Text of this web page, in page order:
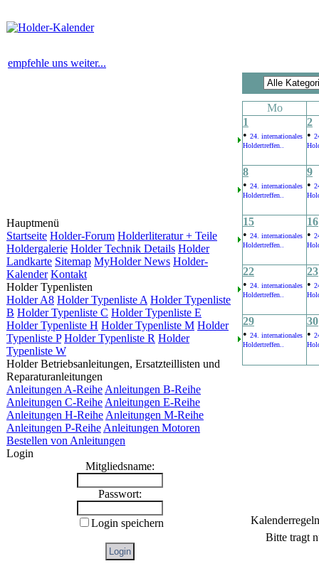
empfehle uns weiter...
Hauptmenü
Startseite Holder-Forum Holderliteratur + Teile
Holdergalerie Holder Technik Details Holder
Landkarte Sitemap MyHolder News Holder-
Kalender Kontakt
Holder Typenlisten
Holder A8 Holder Typenliste A Holder Typenliste
B Holder Typenliste C Holder Typenliste E
Holder Typenliste H Holder Typenliste M Holder
Typenliste P Holder Typenliste R Holder
Typenliste W
Holder Betriebsanleitungen, Ersatzteillisten und
Reparaturanleitungen
Anleitungen A-Reihe Anleitungen B-Reihe
Anleitungen C-Reihe Anleitungen E-Reihe
Anleitungen H-Reihe Anleitungen M-Reihe
Anleitungen P-Reihe Anleitungen Motoren
Bestellen von Anleitungen
Login
Mitgliedsname:
Passwort:
Login speichern
Mo
1
• 24. internationales
Holdertreffen..
2
•
8
• 24. internationales
Holdertreffen..
9
•
15
• 24. internationales
Holdertreffen..
16
•
22
• 24. internationales
Holdertreffen..
23
•
29
• 24. internationales
Holdertreffen..
30
•
Kalenderregeln
Bitte tragt